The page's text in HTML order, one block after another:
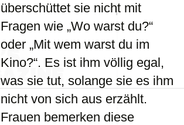
überschüttet sie nicht mit
Fragen wie „Wo warst du?“
oder „Mit wem warst du im
Kino?“. Es ist ihm völlig egal,
was sie tut, solange sie es ihm
nicht von sich aus erzählt.
Frauen bemerken diese